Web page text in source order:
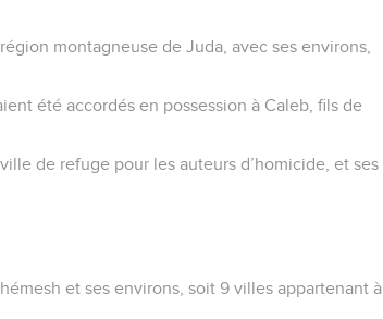
montagneuse de Juda, avec ses environs,
été accordés en possession à Caleb, fils de
de refuge pour les auteurs d’homicide, et ses
et ses environs, soit 9 villes appartenant à